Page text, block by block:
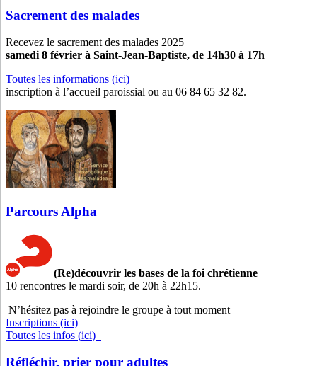
Sacrement des malades
Recevez le sacrement des malades 2025
samedi 8 février à Saint-Jean-Baptiste, de 14h30 à 17h
Toutes les informations (ici)
inscription à l’accueil paroissial ou au 06 84 65 32 82.
Parcours Alpha
(Re)découvrir les bases de la foi chrétienne
10 rencontres le mardi soir, de 20h à 22h15.
N’hésitez pas à rejoindre le groupe à tout moment
Inscriptions (ici)
Toutes les infos (ici)
Réfléchir, prier pour adultes